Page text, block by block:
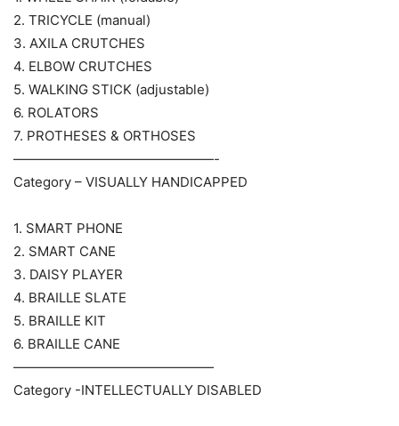
2. TRICYCLE (manual)
3. AXILA CRUTCHES
4. ELBOW CRUTCHES
5. WALKING STICK (adjustable)
6. ROLATORS
7. PROTHESES & ORTHOSES
———————————————-
Category – VISUALLY HANDICAPPED
1. SMART PHONE
2. SMART CANE
3. DAISY PLAYER
4. BRAILLE SLATE
5. BRAILLE KIT
6. BRAILLE CANE
———————————————
Category -INTELLECTUALLY DISABLED